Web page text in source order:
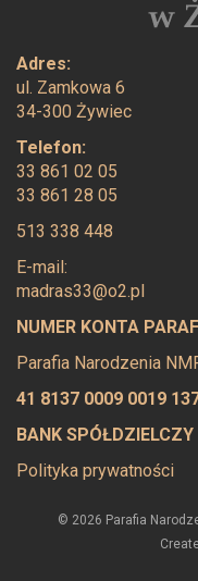
Adres:
ul. Zamkowa 6
34-300 Żywiec
Telefon:
33 861 02 05
33 861 28 05
513 338 448
E-mail:
madras33@o2.pl
NUMER KONTA
Parafia Narodzenia
41 8137 0009 0019
BANK
Polityka prywatności
© 2026 Parafia